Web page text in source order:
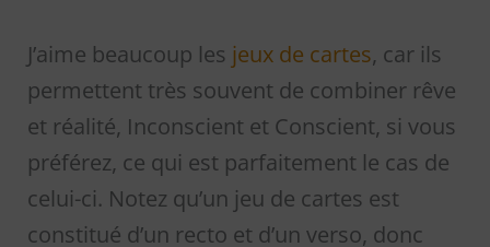
J’aime beaucoup les jeux de cartes, car ils
permettent très souvent de combiner rêve
et réalité, Inconscient et Conscient, si vous
préférez, ce qui est parfaitement le cas de
celui-ci. Notez qu’un jeu de cartes est
constitué d’un recto et d’un verso, donc